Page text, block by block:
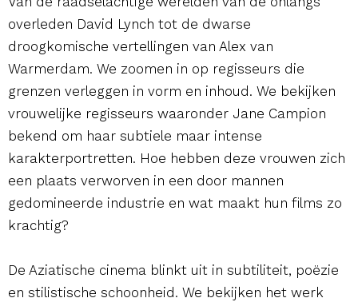
overleden David Lynch tot de dwarse
droogkomische vertellingen van Alex van
Warmerdam. We zoomen in op regisseurs die
grenzen verleggen in vorm en inhoud. We bekijken
vrouwelijke regisseurs waaronder Jane Campion
bekend om haar subtiele maar intense
karakterportretten. Hoe hebben deze vrouwen zich
een plaats verworven in een door mannen
gedomineerde industrie en wat maakt hun films zo
krachtig?
De Aziatische cinema blinkt uit in subtiliteit, poëzie
en stilistische schoonheid. We bekijken het werk